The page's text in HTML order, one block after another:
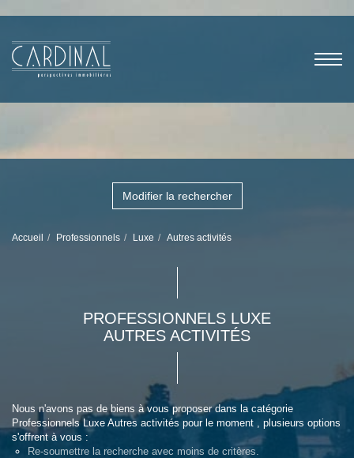
Modifier la rechercher
Accueil Professionnels Luxe Autres activités
PROFESSIONNELS LUXE
AUTRES ACTIVITÉS
Nous n'avons pas de biens à vous proposer dans la catégorie
Professionnels Luxe Autres activités pour le moment , plusieurs options
s'offrent à vous :
Re-soumettre la recherche avec moins de critères.